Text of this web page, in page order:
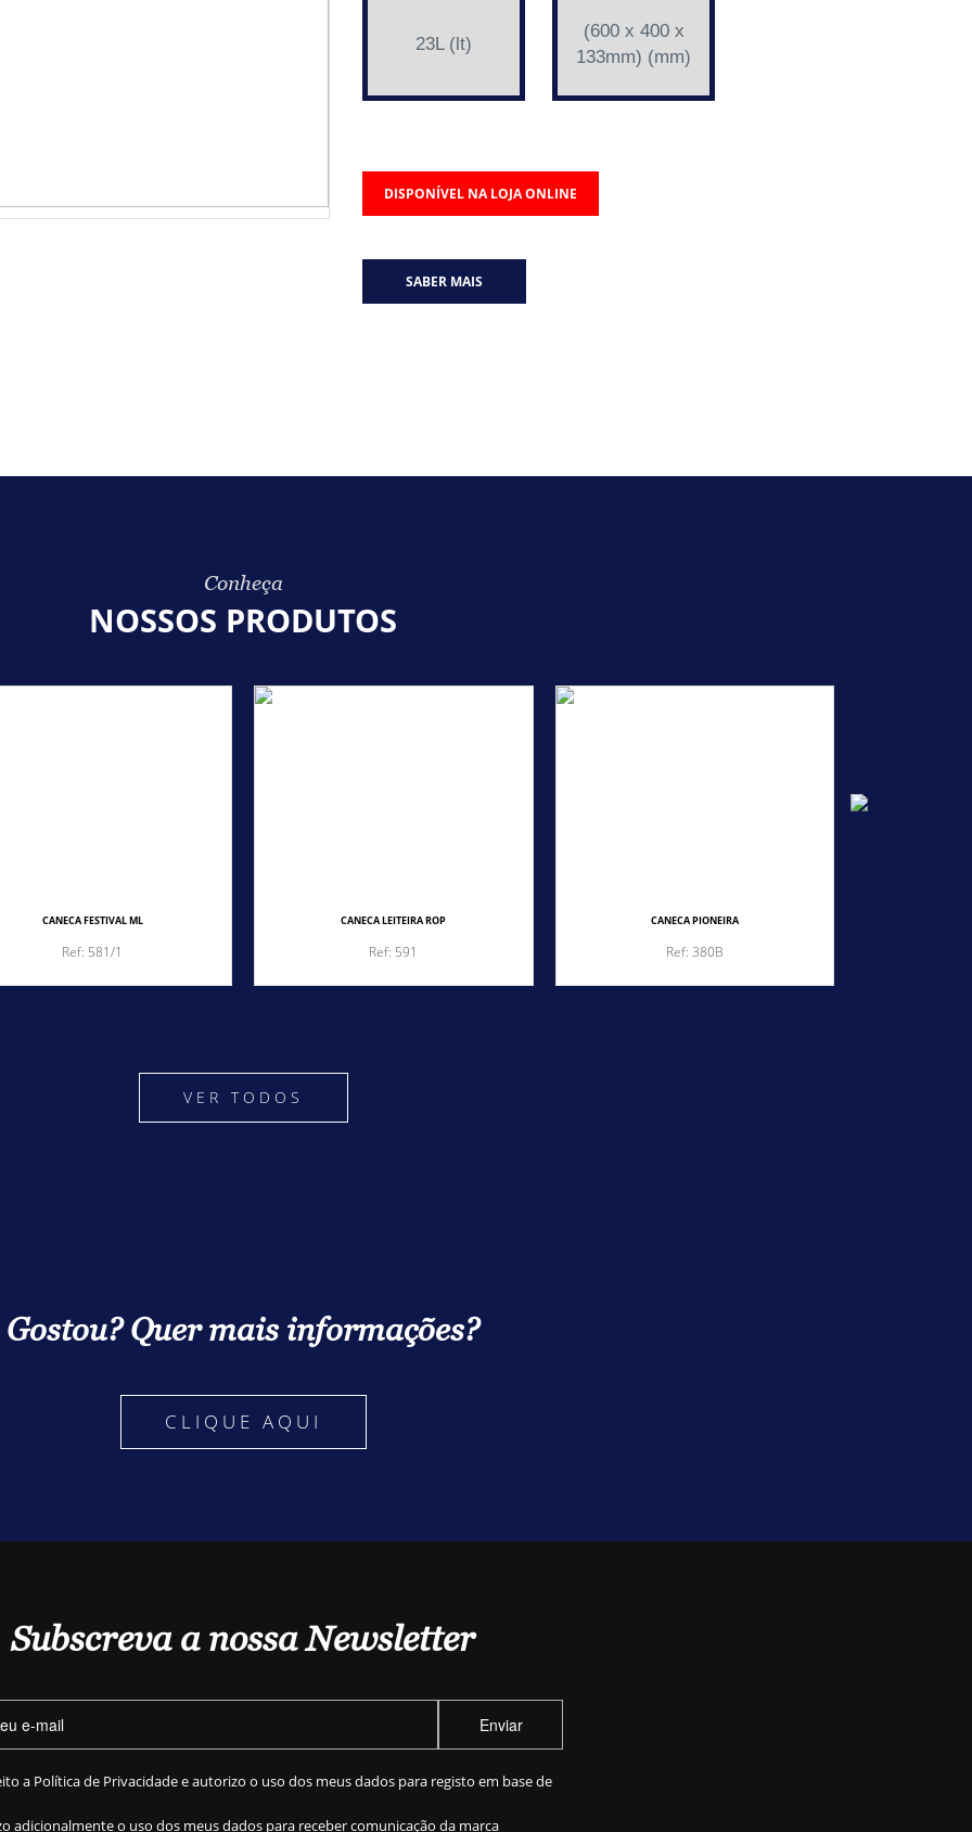
23L (lt)
(600 x 400 x
133mm) (mm)
DISPONÍVEL NA LOJA ONLINE
SABER MAIS
Conheça
NOSSOS PRODUTOS
CANECA FESTIVAL ML
Ref: 581/1
CANECA LEITEIRA ROP
Ref: 591
CANECA PIONEIRA
Ref: 380B
VER TODOS
Gostou? Quer mais informações?
CLIQUE AQUI
Subscreva a nossa Newsletter
Enviar
a Política de Privacidadee autorizo o uso dos meus dados para registo em base de
adicionalmente o uso dos meus dados para receber comunicação da marca